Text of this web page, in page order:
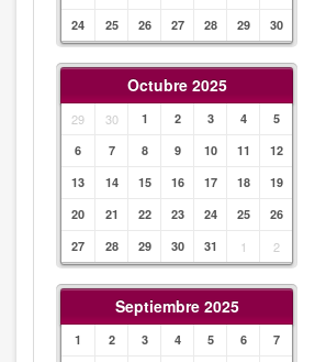
24
25 26 27 28 29 30
Octubre 2025
29 30 1 2 3 4
5
6
7 8 9 10 11
12
13
14 15 16 17 18
19
20
21 22 23 24 25
26
27
28 29 30 31 1 2
Septiembre 2025
1 2 3 4 5 6
7